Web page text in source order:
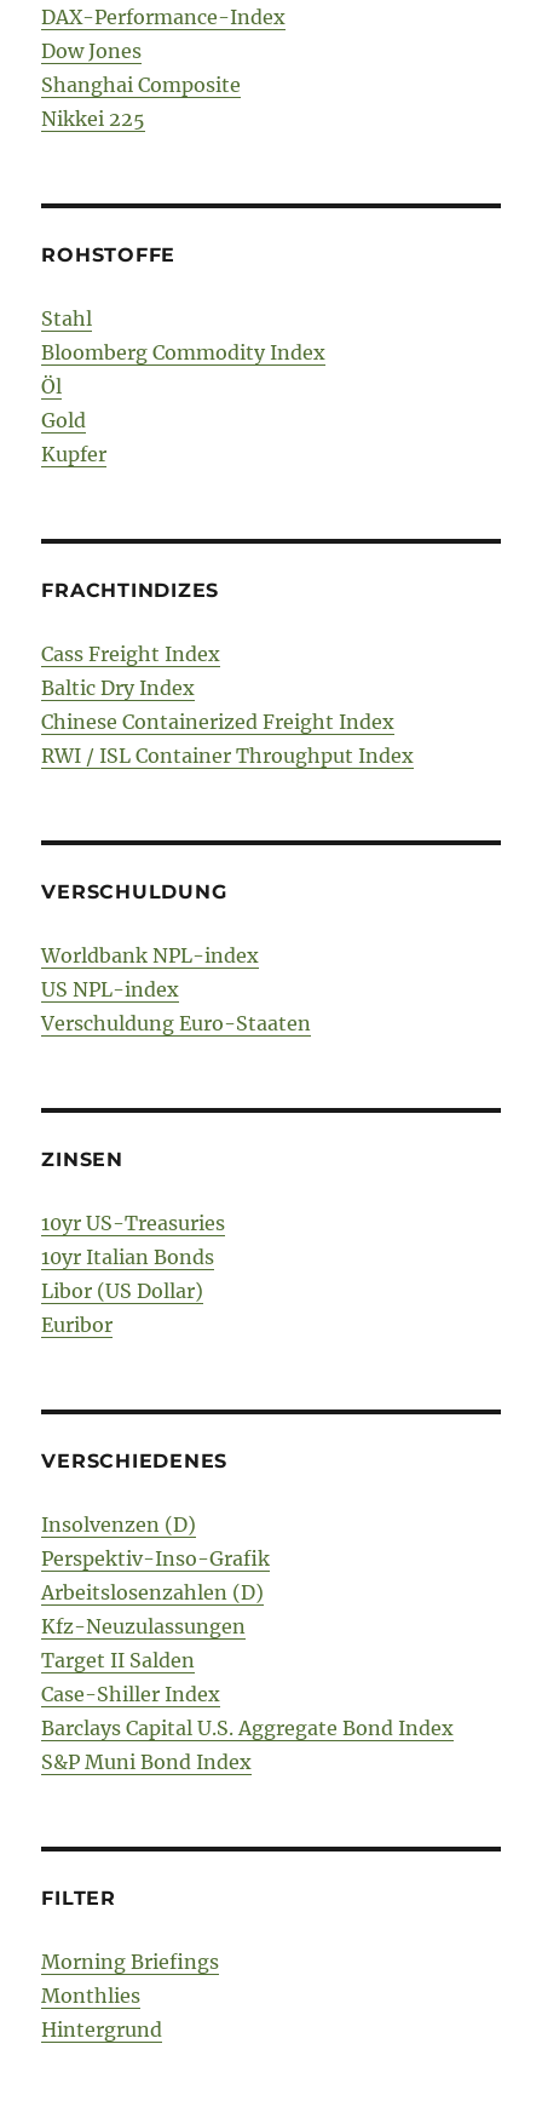
DAX-Performance-Index
Dow Jones
Shanghai Composite
Nikkei 225
ROHSTOFFE
Stahl
Bloomberg Commodity Index
Öl
Gold
Kupfer
FRACHTINDIZES
Cass Freight Index
Baltic Dry Index
Chinese Containerized Freight Index
RWI / ISL Container Throughput Index
VERSCHULDUNG
Worldbank NPL-index
US NPL-index
Verschuldung Euro-Staaten
ZINSEN
10yr US-Treasuries
10yr Italian Bonds
Libor (US Dollar)
Euribor
VERSCHIEDENES
Insolvenzen (D)
Perspektiv-Inso-Grafik
Arbeitslosenzahlen (D)
Kfz-Neuzulassungen
Target II Salden
Case-Shiller Index
Barclays Capital U.S. Aggregate Bond Index
S&P Muni Bond Index
FILTER
Morning Briefings
Monthlies
Hintergrund